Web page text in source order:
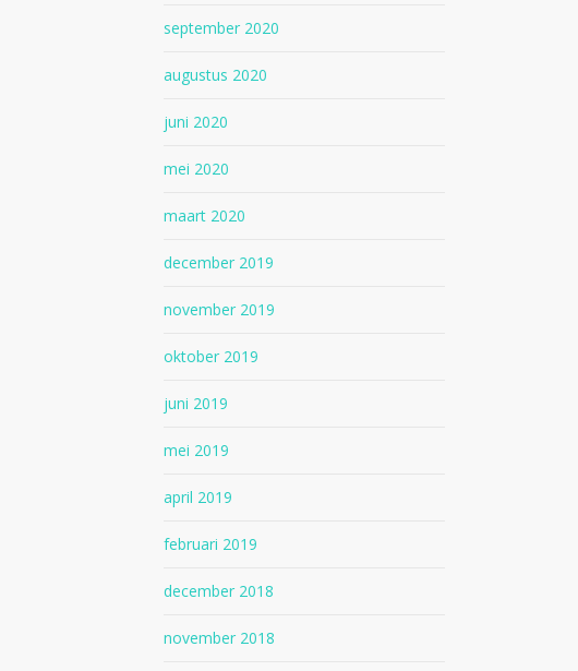
september 2020
augustus 2020
juni 2020
mei 2020
maart 2020
december 2019
november 2019
oktober 2019
juni 2019
mei 2019
april 2019
februari 2019
december 2018
november 2018